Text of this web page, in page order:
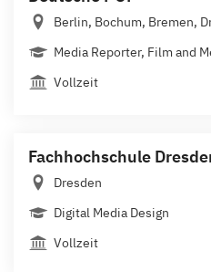
Berlin, Bochum, Bremen,
Media Reporter, Film and
Vollzeit
Fachhochschule
Dresden
Digital Media Design
Vollzeit